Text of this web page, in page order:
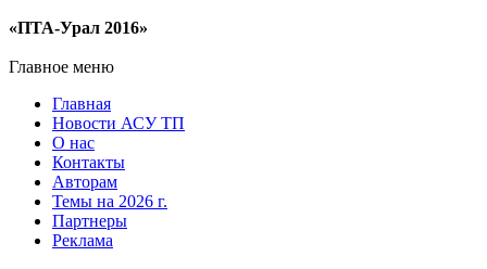
«ПТА-Урал 2016»
Главное меню
Главная
Новости АСУ ТП
О нас
Контакты
Авторам
Темы на 2026 г.
Партнеры
Реклама